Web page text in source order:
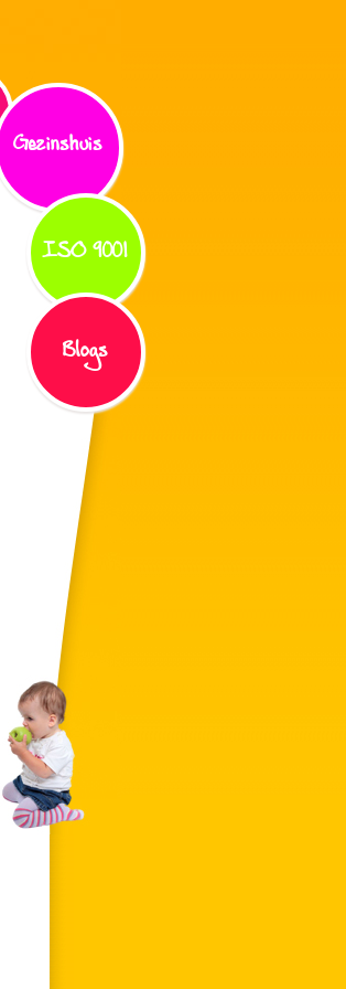
ISO 9001
Gezinshuis
Blogs